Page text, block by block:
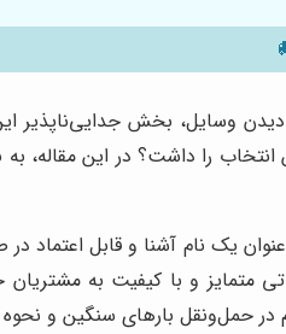
وسایل، بخش جدایی‌ناپذیر
را داشت؟ در این مقاله،
عنوان یک نام آشنا و قابل
متمایز و با کیفیت به
حمل‌ونقل بارهای سنگین و